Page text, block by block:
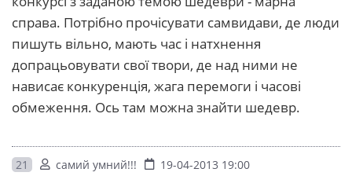
справа. Потрібно прочісувати самвидави, де люди
пишуть вільно, мають час і натхнення
допрацьовувати свої твори, де над ними не
нависає конкуренція, жага перемоги і часові
обмеження. Ось там можна знайти шедевр.
21 самий умний!!! 19-04-2013 19:00